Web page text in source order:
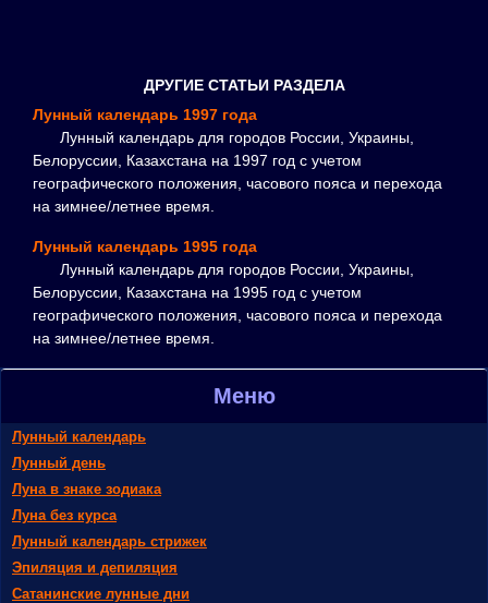
ДРУГИЕ СТАТЬИ РАЗДЕЛА
Лунный календарь 1997 года
Лунный календарь для городов России, Украины,
Белоруссии, Казахстана на 1997 год с учетом
географического положения, часового пояса и перехода
на зимнее/летнее время.
Лунный календарь 1995 года
Лунный календарь для городов России, Украины,
Белоруссии, Казахстана на 1995 год с учетом
географического положения, часового пояса и перехода
на зимнее/летнее время.
Меню
Лунный календарь
Лунный день
Луна в знаке зодиака
Луна без курса
Лунный календарь стрижек
Эпиляция и депиляция
Сатанинские лунные дни